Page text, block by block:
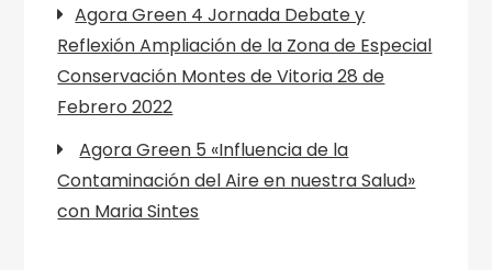
Agora Green 4 Jornada Debate y
Reflexión Ampliación de la Zona de Especial
Conservación Montes de Vitoria 28 de
Febrero 2022
Agora Green 5 «Influencia de la
Contaminación del Aire en nuestra Salud»
con Maria Sintes